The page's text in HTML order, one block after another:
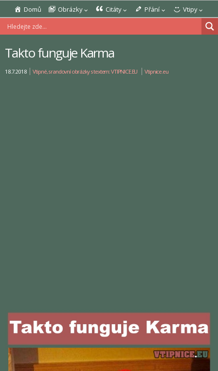
Domů Obrázky Citáty Přání Vtipy
Takto funguje Karma
18.7.2018 Vtipné, srandovní obrázky s textem: VTIPNICE.EU Vtipnice.eu